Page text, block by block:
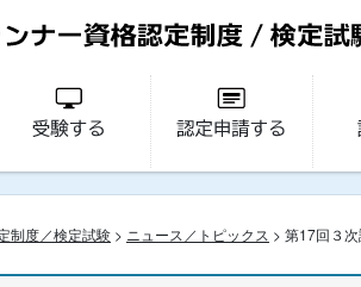
制度／検定試験 > ニュース／トピックス > 第17回３